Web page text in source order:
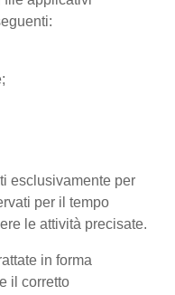
esclusivamente per
per il tempo
le attività precisate.
in forma
il corretto